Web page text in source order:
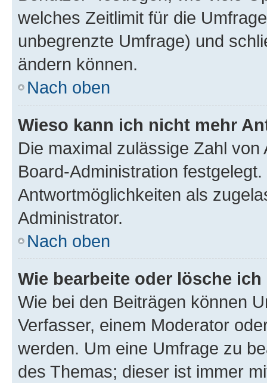
welches Zeitlimit für die
unbegrenzte Umfrage) und
ändern können.
Nach oben
Wieso kann ich nicht mehr
Die maximal zulässige Zahl
Board-Administration
Antwortmöglichkeiten als
Administrator.
Nach oben
Wie bearbeite oder lösche
Wie bei den Beiträgen können
Verfasser, einem Moderator
werden. Um eine Umfrage zu
des Themas; dieser ist immer